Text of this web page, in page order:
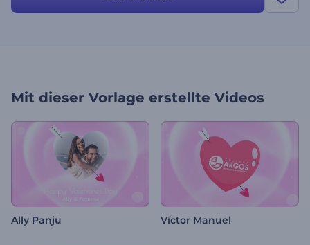
Mit dieser Vorlage erstellte Videos
Ally Panju Víctor Manuel